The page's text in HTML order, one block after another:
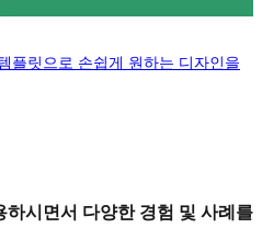
플릿으로 손쉽게 원하는 디자인을
시면서 다양한 경험 및 사례를